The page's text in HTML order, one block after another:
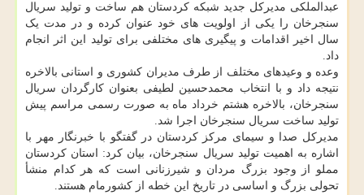
عبدالملکی مدیرکل جدید شبکه کردستان هم ساخت و تولید سریال
سنجرخان را یکی از اولویت های خود عنوان کرده و در مدت یک
سال اخیر اقدامات و پیگیری های مختلفی برای تولید این اثر انجام
داد.
وعده و وعیدهای مختلف از طرف مدیران کشوری و استانی بالاخره
نتیجه داد و با انتخاب محمدحسین لطیفی بعنوان کارگردان سریال
سنجرخان، بالاخره هشتم خرداد ماه به صورت رسمی مراسم پیش
تولید ساخت سریال سنجرخان اجرا شد.
مدیرکل صدا و سیمای مرکز کردستان در گفتگو با خبرنگار مهر با
اشاره به اهمیت تولید سریال سنجرخان، بیان کرد: استان کردستان
مملو از وجود بزرگ مردان و شیرزنانی است که هر کدام منشأ
تحولی بزرگ و اساسی در تاریخ این خطه از کشورمام هستند.